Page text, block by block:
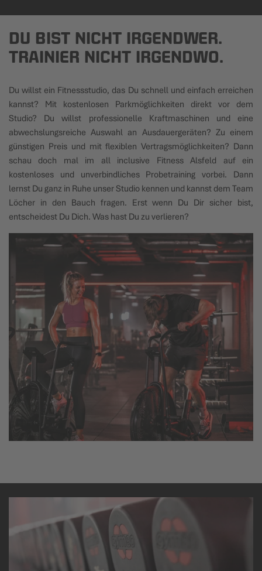
DU BIST NICHT IRGENDWER.
TRAINIER NICHT IRGENDWO.
Du willst ein Fitnessstudio, das Du schnell und einfach erreichen
kannst? Mit kostenlosen Parkmöglichkeiten direkt vor dem
Studio? Du willst professionelle Kraftmaschinen und eine
abwechslungsreiche Auswahl an Ausdauergeräten? Zu einem
günstigen Preis und mit flexiblen Vertragsmöglichkeiten? Dann
schau doch mal im all inclusive Fitness Alsfeld auf ein
kostenloses und unverbindliches Probetraining vorbei. Dann
lernst Du ganz in Ruhe unser Studio kennen und kannst dem Team
Löcher in den Bauch fragen. Erst wenn Du Dir sicher bist,
entscheidest Du Dich. Was hast Du zu verlieren?